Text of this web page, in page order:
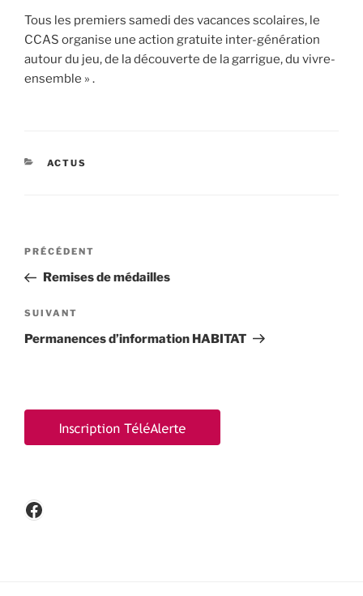
Tous les premiers samedi des vacances scolaires, le
CCAS organise une action gratuite inter-génération
autour du jeu, de la découverte de la garrigue, du vivre-
ensemble » .
CATÉGORIES
ACTUS
Navigation
l’article
Article
précédent
PRÉCÉDENT
Remises de médailles
Article
suivant
SUIVANT
Permanences d’information HABITAT
Facebook